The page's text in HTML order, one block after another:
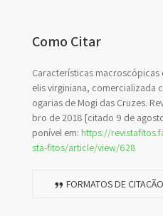
Como Citar
Características
elis virginiana, comercializada
ogarias de Mogi das Cruzes.
bro de 2018 [citado 9 de
ponível em: https://
sta-fitos/article/view/628
FORMATOS DE CITAÇÃO